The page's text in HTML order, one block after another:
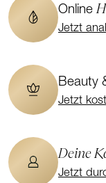
Online
Jetzt
Beauty
Jetzt
Deine
Jetzt